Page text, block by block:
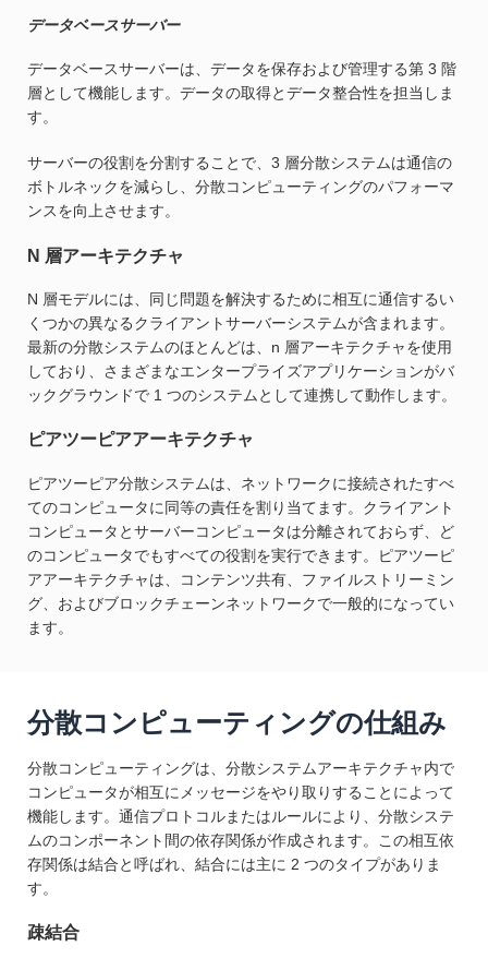
データベースサーバー
データベースサーバーは、データを保存および管理する第 3 階
層として機能します。データの取得とデータ整合性を担当しま
す。
サーバーの役割を分割することで、3 層分散システムは通信の
ボトルネックを減らし、分散コンピューティングのパフォーマ
ンスを向上させます。
N 層アーキテクチャ
N 層モデルには、同じ問題を解決するために相互に通信するい
くつかの異なるクライアントサーバーシステムが含まれます。
最新の分散システムのほとんどは、n 層アーキテクチャを使用
しており、さまざまなエンタープライズアプリケーションがバ
ックグラウンドで 1 つのシステムとして連携して動作します。
ピアツーピアアーキテクチャ
ピアツーピア分散システムは、ネットワークに接続されたすべ
てのコンピュータに同等の責任を割り当てます。クライアント
コンピュータとサーバーコンピュータは分離されておらず、ど
のコンピュータでもすべての役割を実行できます。ピアツーピ
アアーキテクチャは、コンテンツ共有、ファイルストリーミン
グ、およびブロックチェーンネットワークで一般的になってい
ます。
分散コンピューティングの仕組み
分散コンピューティングは、分散システムアーキテクチャ内で
コンピュータが相互にメッセージをやり取りすることによって
機能します。通信プロトコルまたはルールにより、分散システ
ムのコンポーネント間の依存関係が作成されます。この相互依
存関係は結合と呼ばれ、結合には主に 2 つのタイプがありま
す。
疎結合